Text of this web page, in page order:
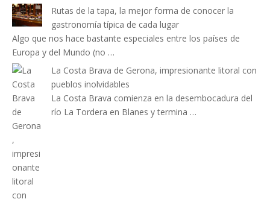
Rutas de la tapa, la mejor forma de conocer la
gastronomía típica de cada lugar
Algo que nos hace bastante especiales entre los países de
Europa y del Mundo (no …
La Costa Brava de Gerona, impresionante litoral con
pueblos inolvidables
La Costa Brava comienza en la desembocadura del
río La Tordera en Blanes y termina …